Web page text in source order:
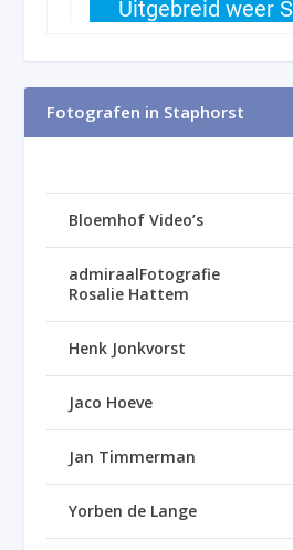
Fotografen in Staphorst
Bloemhof Video’s
admiraalFotografie
Rosalie Hattem
Henk Jonkvorst
Jaco Hoeve
Jan Timmerman
Yorben de Lange